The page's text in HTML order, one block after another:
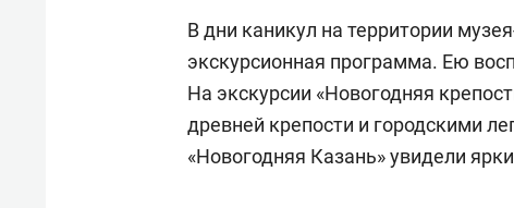
В дни каникул на территории
экскурсионная программа. Ею
На экскурсии «Новогодняя
древней крепости и городскими
«Новогодняя Казань» увидели